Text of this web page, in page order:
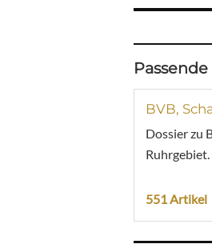
BVB,
Dossier zu
Ruhrgebiet.
551 Artikel